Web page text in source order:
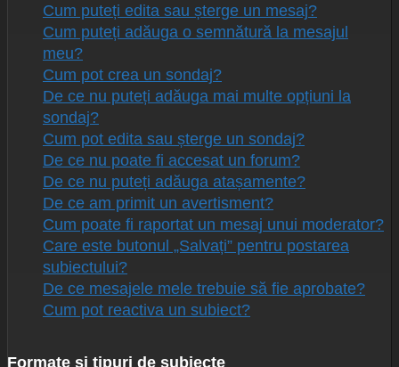
Cum puteți edita sau șterge un mesaj?
Cum puteți adăuga o semnătură la mesajul
meu?
Cum pot crea un sondaj?
De ce nu puteți adăuga mai multe opțiuni la
sondaj?
Cum pot edita sau șterge un sondaj?
De ce nu poate fi accesat un forum?
De ce nu puteți adăuga atașamente?
De ce am primit un avertisment?
Cum poate fi raportat un mesaj unui moderator?
Care este butonul „Salvați” pentru postarea
subiectului?
De ce mesajele mele trebuie să fie aprobate?
Cum pot reactiva un subiect?
Formate și tipuri de subiecte